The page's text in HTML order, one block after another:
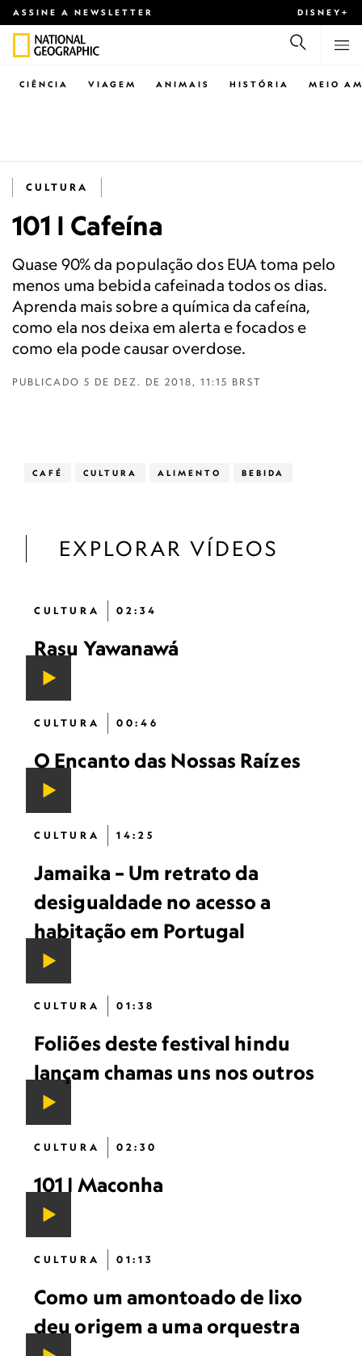
ASSINE A NEWSLETTER DISNEY+
CIÊNCIA VIAGEM ANIMAIS HISTÓRIA MEIO
CULTURA
101 | Cafeína
Quase 90% da população dos EUA toma pelo
menos uma bebida cafeinada todos os dias.
Aprenda mais sobre a química da cafeína,
como ela nos deixa em alerta e focados e
como ela pode causar overdose.
PUBLICADO 5 DE DEZ. DE 2018, 11:15 BRST
CAFÉ CULTURA ALIMENTO BEBIDA
EXPLORAR VÍDEOS
CULTURA 02:34
Rasu Yawanawá
CULTURA 00:46
O Encanto das Nossas Raízes
CULTURA 14:25
Jamaika – Um retrato da
desigualdade no acesso a
habitação em Portugal
CULTURA 01:38
Foliões deste festival hindu
lançam chamas uns nos outros
CULTURA 02:30
101 | Maconha
CULTURA 01:13
Como um amontoado de lixo
deu origem a uma orquestra